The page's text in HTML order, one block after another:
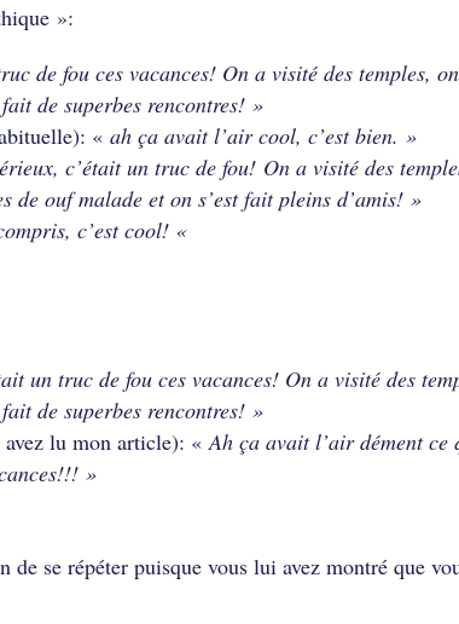
»:
de fou ces vacances! On a visité des temples,
de superbes rencontres! »
«ah ça avait l’air cool, c’est bien. »
c’était un truc de fou! On a visité des
de ouf malade et on s’est fait pleins d’amis! »
c’est cool! «
un truc de fou ces vacances! On a visité des
de superbes rencontres! »
avez lu mon article): «Ah ça avait l’air dément ce
»
de se répéter puisque vous lui avez montré que